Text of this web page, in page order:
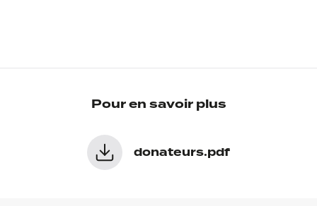
Pour en savoir plus
donateurs.pdf